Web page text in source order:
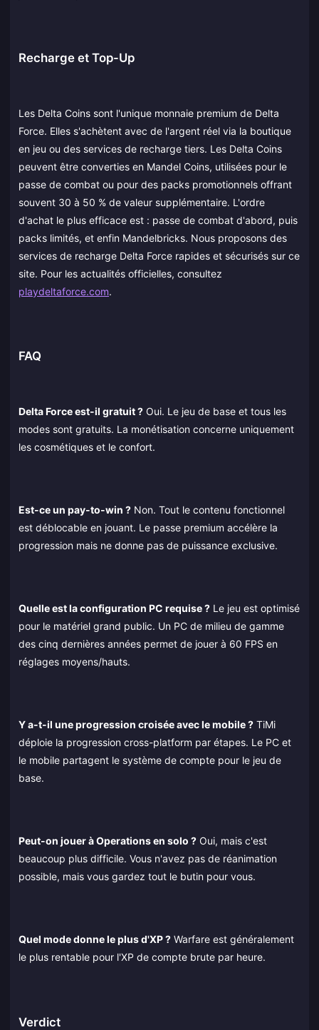
Recharge et Top-Up
Les Delta Coins sont l'unique monnaie premium de Delta
Force. Elles s'achètent avec de l'argent réel via la boutique
en jeu ou des services de recharge tiers. Les Delta Coins
peuvent être converties en Mandel Coins, utilisées pour le
passe de combat ou pour des packs promotionnels offrant
souvent 30 à 50 % de valeur supplémentaire. L'ordre
d'achat le plus efficace est : passe de combat d'abord, puis
packs limités, et enfin Mandelbricks. Nous proposons des
services de recharge Delta Force rapides et sécurisés sur ce
site. Pour les actualités officielles, consultez
playdeltaforce.com.
FAQ
Delta Force est-il gratuit ? Oui. Le jeu de base et tous les
modes sont gratuits. La monétisation concerne uniquement
les cosmétiques et le confort.
Est-ce un pay-to-win ? Non. Tout le contenu fonctionnel
est déblocable en jouant. Le passe premium accélère la
progression mais ne donne pas de puissance exclusive.
Quelle est la configuration PC requise ? Le jeu est optimisé
pour le matériel grand public. Un PC de milieu de gamme
des cinq dernières années permet de jouer à 60 FPS en
réglages moyens/hauts.
Y a-t-il une progression croisée avec le mobile ? TiMi
déploie la progression cross-platform par étapes. Le PC et
le mobile partagent le système de compte pour le jeu de
base.
Peut-on jouer à Operations en solo ? Oui, mais c'est
beaucoup plus difficile. Vous n'avez pas de réanimation
possible, mais vous gardez tout le butin pour vous.
Quel mode donne le plus d'XP ? Warfare est généralement
le plus rentable pour l'XP de compte brute par heure.
Verdict